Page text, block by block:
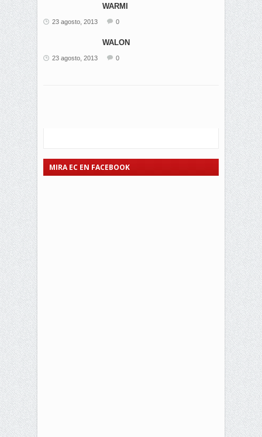
WARMI
23 agosto, 2013 0
WALON
23 agosto, 2013 0
MIRA EC EN FACEBOOK